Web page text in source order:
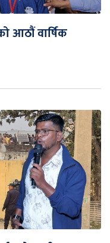
आठौं वार्षिक